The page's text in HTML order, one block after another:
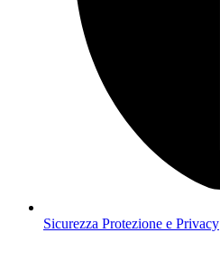
Sicurezza Protezione e Privacy